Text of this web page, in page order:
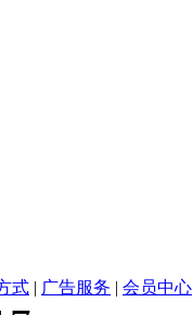
式 | 广告服务 | 会员中心